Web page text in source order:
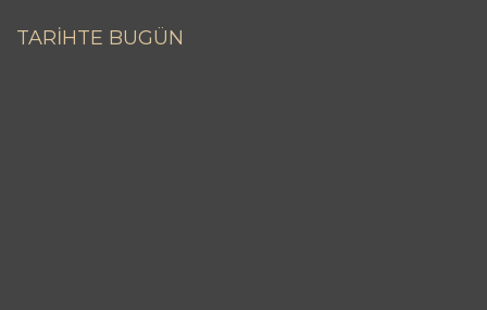
TARİHTE BUGÜN